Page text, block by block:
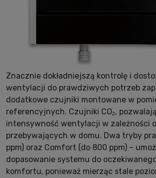
Znacznie dokładniejszą kontrolę i
wentylacji do prawdziwych potrzeb
dodatkowe czujniki montowane w
referencyjnych. Czujniki CO₂,
intensywność wentylacji w zależności
przebywających w domu. Dwa tryby
ppm) oraz Comfort (do 800 ppm) –
dopasowanie systemu do
komfortu, ponieważ mierząc stale